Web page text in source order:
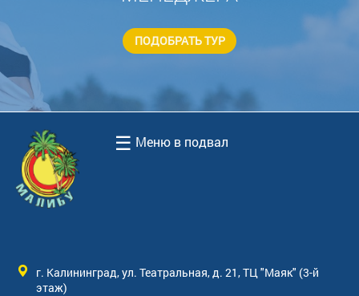
☰ Меню в подвал
г. Калининград, ул. Театральная, д. 21, ТЦ "Маяк" (3-й
этаж)